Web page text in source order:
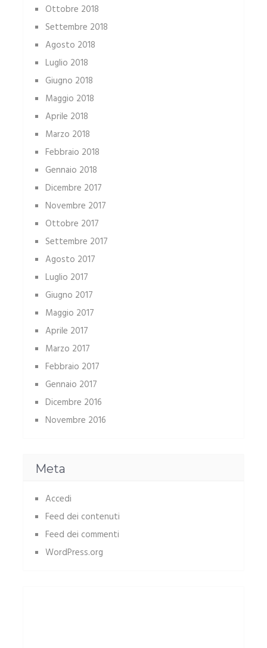
Ottobre 2018
Settembre 2018
Agosto 2018
Luglio 2018
Giugno 2018
Maggio 2018
Aprile 2018
Marzo 2018
Febbraio 2018
Gennaio 2018
Dicembre 2017
Novembre 2017
Ottobre 2017
Settembre 2017
Agosto 2017
Luglio 2017
Giugno 2017
Maggio 2017
Aprile 2017
Marzo 2017
Febbraio 2017
Gennaio 2017
Dicembre 2016
Novembre 2016
Meta
Accedi
Feed dei contenuti
Feed dei commenti
WordPress.org